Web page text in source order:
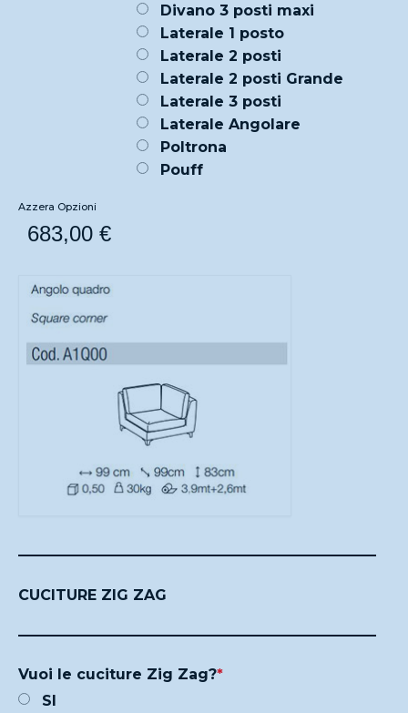
Divano 3 posti maxi
Laterale 1 posto
Laterale 2 posti
Laterale 2 posti Grande
Laterale 3 posti
Laterale Angolare
Poltrona
Pouff
Azzera Opzioni
683,00 €
CUCITURE ZIG ZAG
Vuoi le cuciture Zig Zag?*
SI